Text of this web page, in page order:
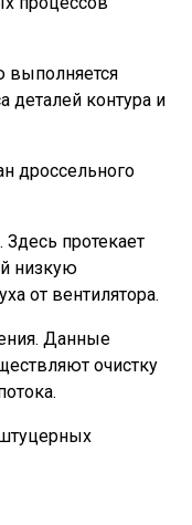
выполняется
деталей контура и
дроссельного
Здесь протекает
низкую
от вентилятора.
Данные
очистку